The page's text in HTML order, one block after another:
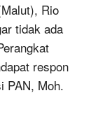
Rio
tidak ada
respon
PAN, Moh.